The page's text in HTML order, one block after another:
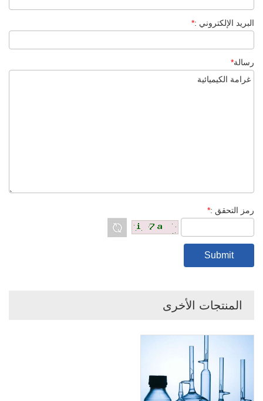
البريد الإلكتروني :*
رسالة*
رمز التحقق :*
المنتجات الأخرى